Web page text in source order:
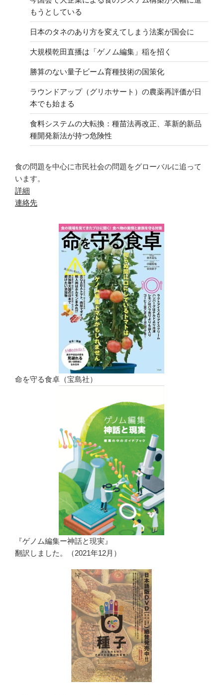
もうとしている
日本のタネのあり方を変えてしまう法案が国会に
大規模乾田直播は「ゲノム編集」稲を招く
勝算のない量子ビーム育種技術の国策化
ラウンドアップ（グリホサート）の農薬再評価が日
本でも始まる
食料システムの大転換：種苗法再改正、革新的新品
種開発新法が持つ危険性
食の問題を中心に市民社会の問題をグローバルに追って
います。
詳細
連絡先
命を守る食卓（宝島社）
『ゲノム編集ー神話と現実』
翻訳しました。（2021年12月）